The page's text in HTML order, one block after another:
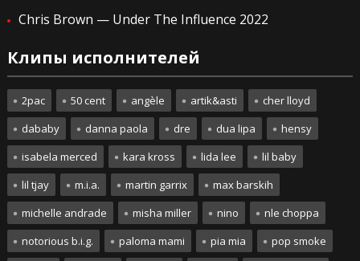
Chris Brown — Under The Influence 2022
Клипы исполнителей
2pac 50 cent angèle artik&asti
cher lloyd
dababy
danna paola dre dua lipa
hensy
isabela merced
kara kross lida lee
lil baby
lil tjay
m.i.a. martin garrix
max barskih
michelle andrade
misha miller nino
nle choppa
notorious b.i.g.
paloma mami pia mia
pop smoke